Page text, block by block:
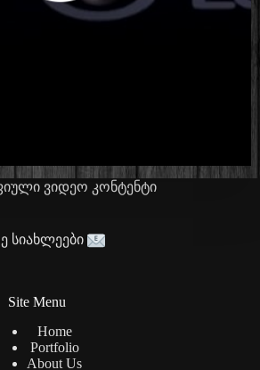
ვიდეო კონტენტი
სიახლეები
Site Menu
Home
Portfolio
About Us